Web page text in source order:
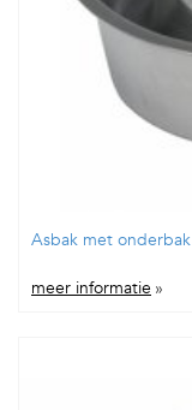
Asbak met onderbak
meer informatie »